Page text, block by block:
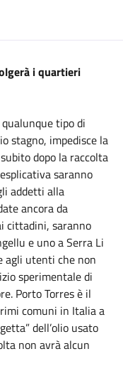
i quartieri
qualunque tipo di
stagno, impedisce la
dopo la raccolta
saranno
addetti alla
ancora da
cittadini, saranno
e uno a Serra Li
agli utenti che non
sperimentale di
Porto Torres è il
comuni in Italia a
dell’olio usato
non avrà alcun